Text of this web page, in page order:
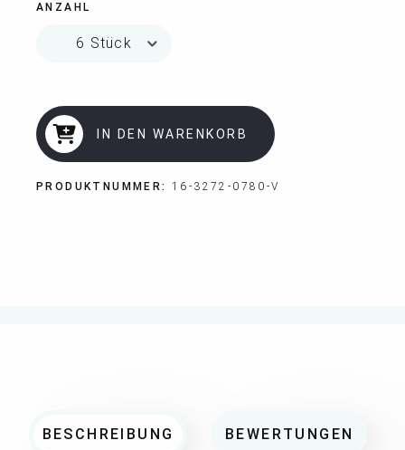
ANZAHL
IN DEN WARENKORB
PRODUKTNUMMER: 16-3272-0780-V
BESCHREIBUNG BEWERTUNGEN